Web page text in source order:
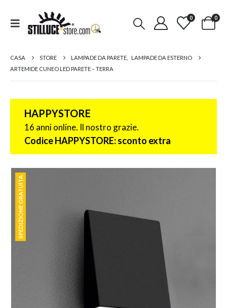
0 0
CASA STORE LAMPADE DA PARETE
LAMPADE DA ESTERNO
ARTEMIDE CUNEO LED PARETE – TERRA
HAPPYSTORE
16 anni online. Il nostro grazie.
Codice HAPPYSTORE: sconto extra
SPEDIZIONE GRATUITA
SPEDIZIONE GRATUITA